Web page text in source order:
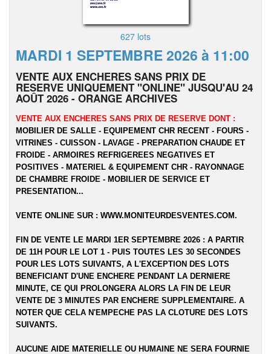
627 lots
MARDI 1 SEPTEMBRE 2026 à 11:00
VENTE AUX ENCHERES SANS PRIX DE
RESERVE UNIQUEMENT "ONLINE" JUSQU'AU 24
AOÛT 2026 - ORANGE ARCHIVES
VENTE AUX ENCHERES SANS PRIX DE RESERVE DONT :
MOBILIER DE SALLE - EQUIPEMENT CHR RECENT - FOURS -
VITRINES - CUISSON - LAVAGE - PREPARATION CHAUDE ET
FROIDE - ARMOIRES REFRIGEREES NEGATIVES ET
POSITIVES - MATERIEL & EQUIPEMENT CHR - RAYONNAGE
DE CHAMBRE FROIDE - MOBILIER DE SERVICE ET
PRESENTATION...
VENTE ONLINE SUR : WWW.MONITEURDESVENTES.COM.
FIN DE VENTE LE MARDI 1ER SEPTEMBRE 2026 : A PARTIR
DE 11H POUR LE LOT 1 - PUIS TOUTES LES 30 SECONDES
POUR LES LOTS SUIVANTS, A L'EXCEPTION DES LOTS
BENEFICIANT D'UNE ENCHERE PENDANT LA DERNIERE
MINUTE, CE QUI PROLONGERA ALORS LA FIN DE LEUR
VENTE DE 3 MINUTES PAR ENCHERE SUPPLEMENTAIRE. A
NOTER QUE CELA N'EMPECHE PAS LA CLOTURE DES LOTS
SUIVANTS.
AUCUNE AIDE MATERIELLE OU HUMAINE NE SERA FOURNIE